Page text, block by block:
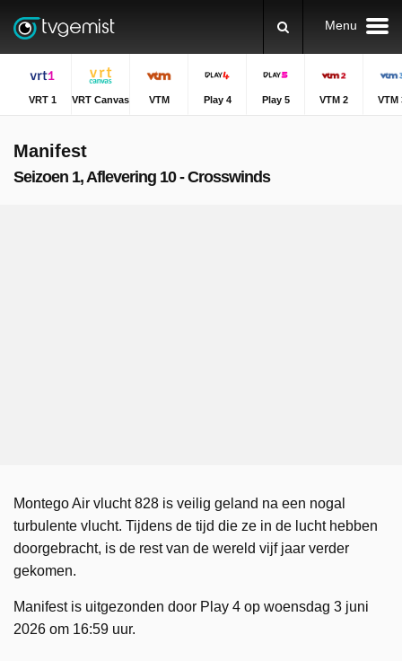
Menu
VRT 1 VRT Canvas VTM Play 4 Play 5 VTM 2 VTM
Manifest
Seizoen 1, Aflevering 10 - Crosswinds
Montego Air vlucht 828 is veilig geland na een nogal
turbulente vlucht. Tijdens de tijd die ze in de lucht hebben
doorgebracht, is de rest van de wereld vijf jaar verder
gekomen.
Manifest is uitgezonden door Play 4 op woensdag 3 juni
2026 om 16:59 uur.